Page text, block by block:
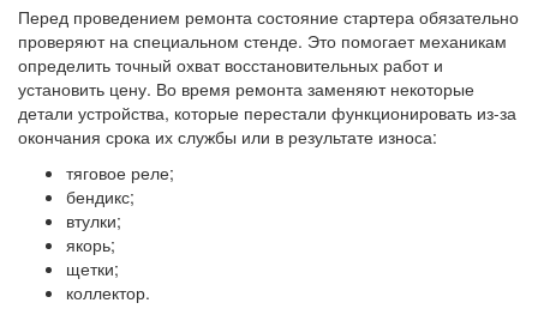
Перед проведением ремонта состояние стартера обязательно
проверяют на специальном стенде. Это помогает механикам
определить точный охват восстановительных работ и
установить цену. Во время ремонта заменяют некоторые
детали устройства, которые перестали функционировать из-за
окончания срока их службы или в результате износа:
тяговое реле;
бендикс;
втулки;
якорь;
щетки;
коллектор.